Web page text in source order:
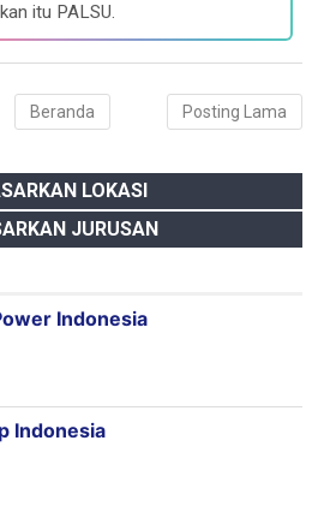
itu PALSU.
Posting Lama
Beranda
LOKASI
JURUSAN